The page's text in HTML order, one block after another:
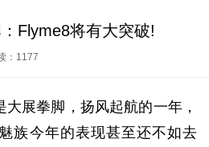
Flyme8将有大突破!
：1177
展拳脚，扬风起航的一年，
族今年的表现甚至还不如去